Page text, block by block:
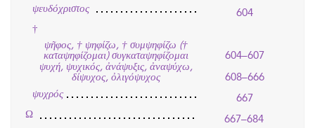
ψευδόχριστος
604
†
ψῆφος, † ψηφίζω, † συμψηφίζω (†
καταψηφίζομαι) συγκαταψηφίζομαι
604–607
ψυχή, ψυχικός, ἀνάψυξις, ἀναψύχω,
δίψυχος, ὀλιγόψυχος
608–666
ψυχρός
667
Ω
667–684